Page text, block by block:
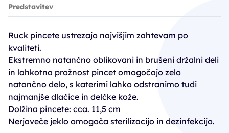
Ruck pinceta - 11,5 cm - špičasta, ozka
14,90€
Predstavitev
Ruck pincete ustrezajo najvišjim zahtevam po
kvaliteti.
Ekstremno natančno oblikovani in brušeni držalni deli
in lahkotna prožnost pincet omogočajo zelo
natančno delo, s katerimi lahko odstranimo tudi
najmanjše dlačice in delčke kože.
Dolžina pincete: cca. 11,5 cm
Nerjaveče jeklo omogoča sterilizacijo in dezinfekcijo.